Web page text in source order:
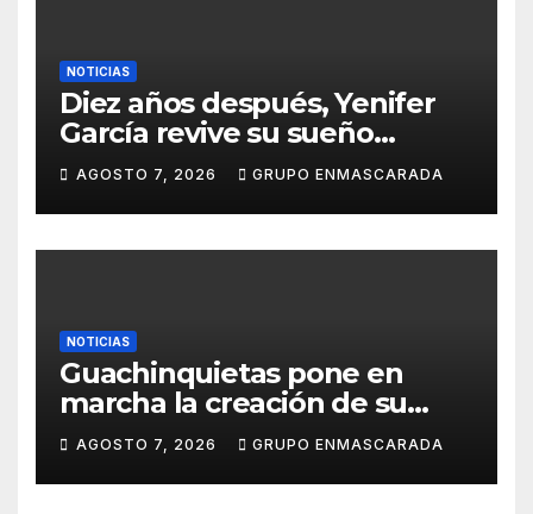
NOTICIAS
Diez años después, Yenifer
García revive su sueño
carnavalero en el vídeo de
presentación de San Juan de
la Rambla para el Grand Prix
AGOSTO 7, 2026 GRUPO ENMASCARADA
NOTICIAS
Guachinquietas pone en
marcha la creación de su
repertorio para el Carnaval
2027
AGOSTO 7, 2026 GRUPO ENMASCARADA